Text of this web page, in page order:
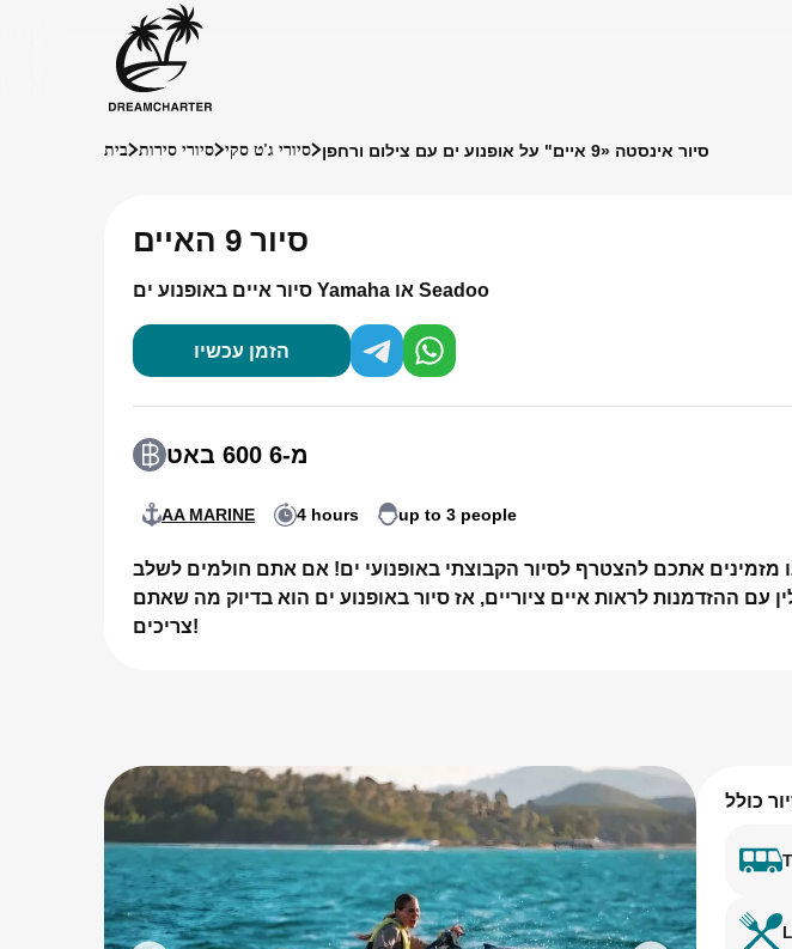
בית סיורי סירות סיורי ג'ט סקי סיור אינסטה «9 איים" על אופנוע ים עם צילום ורחפן
סיור 9 האיים
סיור איים באופנוע ים Yamaha או Seadoo
הזמן עכשיו
מ-6 600 באט
AA MARINE 4 hours up to 3 people
מזמינים אתכם להצטרף לסיור הקבוצתי באופנועי ים! אם אתם חולמים לשלב
עם ההזדמנות לראות איים ציוריים, אז סיור באופנוע ים הוא בדיוק מה שאתם
צריכים!
כולל